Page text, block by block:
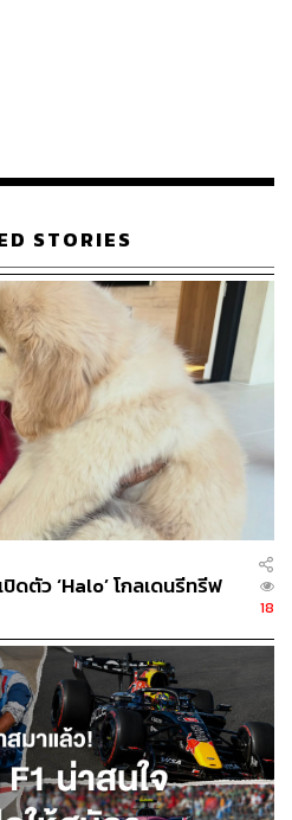
STORIES
ตัว ‘Halo’ โกลเดนรีทรีฟ
18